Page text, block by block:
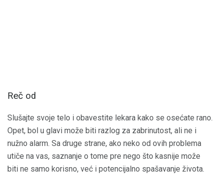
Reč od
Slušajte svoje telo i obavestite lekara kako se osećate rano.
Opet, bol u glavi može biti razlog za zabrinutost, ali ne i
nužno alarm. Sa druge strane, ako neko od ovih problema
utiče na vas, saznanje o tome pre nego što kasnije može
biti ne samo korisno, već i potencijalno spašavanje života.